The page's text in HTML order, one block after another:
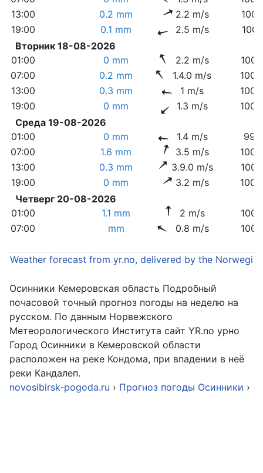
13:00
0.2 mm 2.2 m/s
19:00
0.1 mm 2.5 m/s
Вторник 18-08-2026
01:00
0 mm 2.2 m/s
07:00
0.2 mm 1.4.0 m/s
13:00
0.3 mm 1 m/s
19:00
0 mm 1.3 m/s
Среда 19-08-2026
01:00
0 mm 1.4 m/s
07:00
1.6 mm 3.5 m/s
13:00
0.3 mm 3.9.0 m/s
19:00
0 mm 3.2 m/s
Четверг 20-08-2026
01:00
1.1 mm 2 m/s
07:00
mm 0.8 m/s
Weather forecast from yr.no, delivered by the
Осинники Кемеровская область Подробный
почасовой точный прогноз погоды на неделю на
русском. По данным Норвежского
Метеорологического Института сайт YR.no урно
Город Осинники в Кемеровской области
расположен на реке Кондома, при впадении в неё
реки Кандалеп.
novosibirsk-pogoda.ru › Прогноз погоды Осинники ›